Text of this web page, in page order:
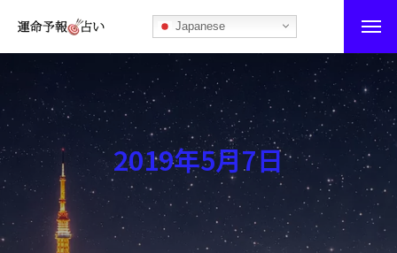
Japanese
運命予報占い
運命予報占いとは
あなたの所属部屋を探そう！
最恐の相性占い
2019年5月7日